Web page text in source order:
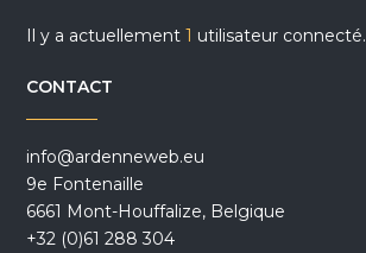
Il y a actuellement1 utilisateur connecté.
CONTACT
info@ardenneweb.eu
9e Fontenaille
6661 Mont-Houffalize, Belgique
+32 (0)61 288 304